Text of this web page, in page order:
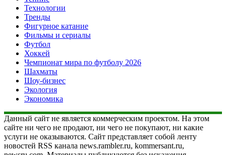
Технологии
Тренды
Фигурное катание
Фильмы и сериалы
Футбол
Хоккей
Чемпионат мира по футболу 2026
Шахматы
Шоу-бизнес
Экология
Экономика
Данный сайт не является коммерческим проектом. На этом
сайте ни чего не продают, ни чего не покупают, ни какие
услуги не оказываются. Сайт представляет собой ленту
новостей RSS канала news.rambler.ru, kommersant.ru,